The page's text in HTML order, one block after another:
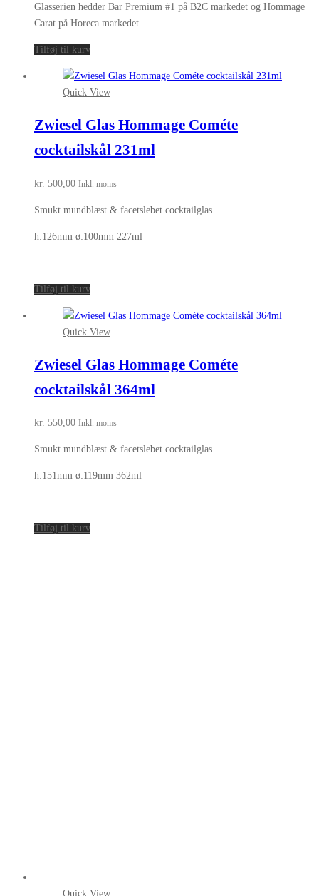
Glasserien hedder Bar Premium #1 på B2C markedet og Hommage
Carat på Horeca markedet
Tilføj til kurv
Quick View
Zwiesel Glas Hommage Cométe
cocktailskål 231ml
kr. 500,00 Inkl. moms
Smukt mundblæst & facetslebet cocktailglas
h:126mm ø:100mm 227ml
Tilføj til kurv
Quick View
Zwiesel Glas Hommage Cométe
cocktailskål 364ml
kr. 550,00 Inkl. moms
Smukt mundblæst & facetslebet cocktailglas
h:151mm ø:119mm 362ml
Tilføj til kurv
Quick View